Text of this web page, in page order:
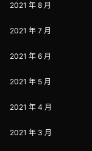
2021 年 8 月
2021 年 7 月
2021 年 6 月
2021 年 5 月
2021 年 4 月
2021 年 3 月